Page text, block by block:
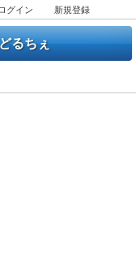
ログイン 新規登録
るちぇ